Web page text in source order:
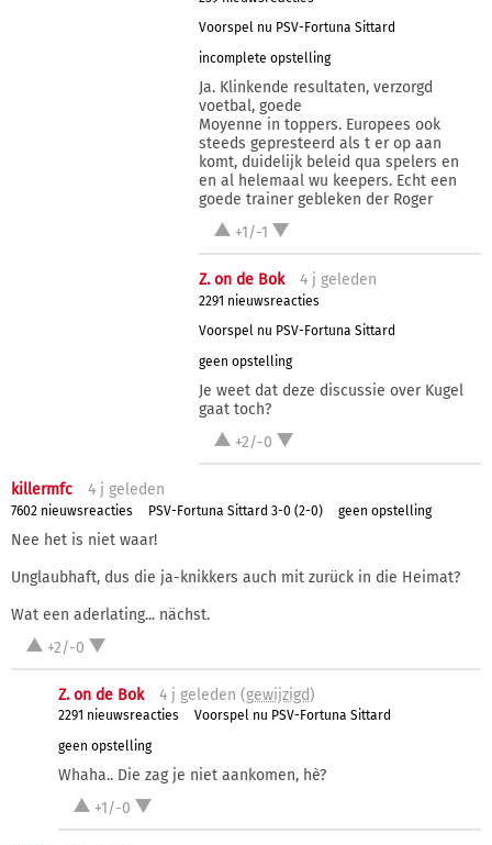
Voorspel nu PSV-Fortuna Sittard
incomplete opstelling
Ja. Klinkende resultaten, verzorgd
voetbal, goede
Moyenne in toppers. Europees ook
steeds gepresteerd als t er op aan
komt, duidelijk beleid qua spelers en
en al helemaal wu keepers. Echt een
goede trainer gebleken der Roger
+1/-1
Z. on de Bok 4 j geleden
2291 nieuwsreacties
Voorspel nu PSV-Fortuna Sittard
geen opstelling
Je weet dat deze discussie over Kugel
gaat toch?
+2/-0
killermfc 4 j geleden
7602 nieuwsreacties PSV-Fortuna Sittard 3-0 (2-0) geen opstelling
Nee het is niet waar!
Unglaubhaft, dus die ja-knikkers auch mit zurück in die Heimat?
Wat een aderlating... nächst.
+2/-0
Z. on de Bok 4 j geleden (gewijzigd)
2291 nieuwsreacties
Voorspel nu PSV-Fortuna Sittard
geen opstelling
Whaha.. Die zag je niet aankomen, hè?
+1/-0